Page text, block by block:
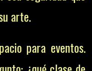
arte.
para eventos.